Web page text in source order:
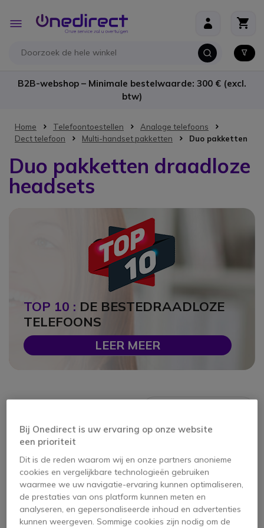
Toggle
Nav
B2B-webshop – Minimale bestelwaarde: 300 € (excl.
btw)
Home Telefoontoestellen
Analoge telefoons
Dect telefoon
Multi-handset pakketten Duo pakketten
Duo pakketten draadloze
headsets
TOP 10 : DE BESTEDRAADLOZE
TELEFOONS
LEER MEER
Bij Onedirect is uw ervaring op onze website
een prioriteit
Dit is de reden waarom wij en onze partners anonieme
cookies en vergelijkbare technologieën gebruiken
waarmee we uw navigatie-ervaring kunnen optimaliseren,
de prestaties van ons platform kunnen meten en
analyseren, en gepersonaliseerde inhoud en advertenties
kunnen weergeven. Sommige cookies zijn nodig om de